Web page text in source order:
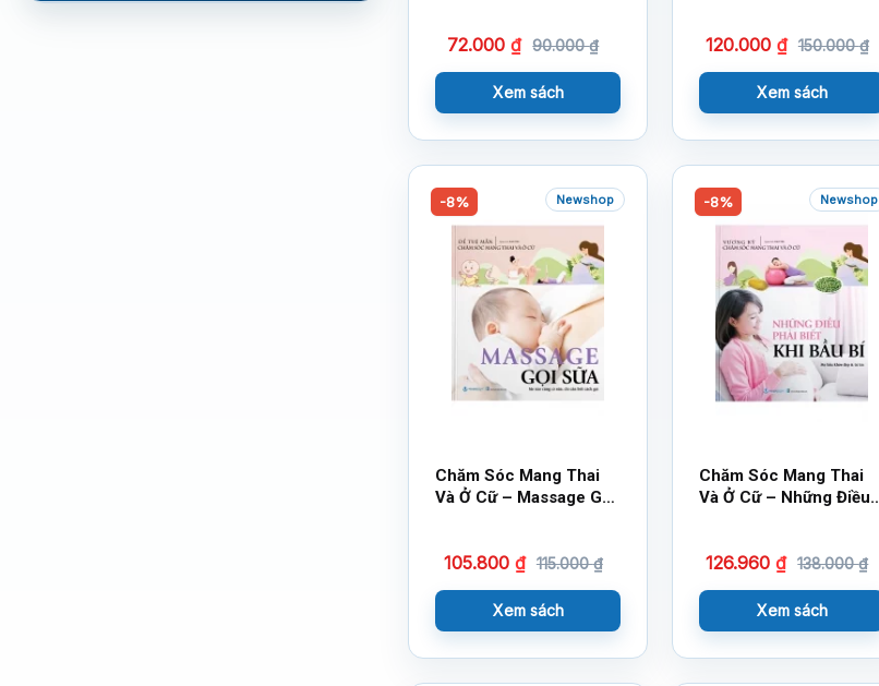
72.000₫ 90.000₫
Xem sách
120.000 ₫ 150.000₫
Xem sách
-8% Newshop
Chăm Sóc Mang Thai
Và Ở Cữ – Massage Gọi
105.800 ₫ 115.000₫
Xem sách
-8% Newshop
Chăm Sóc Mang Thai
Và Ở Cữ – Những Điều
126.960₫ 138.000₫
Xem sách